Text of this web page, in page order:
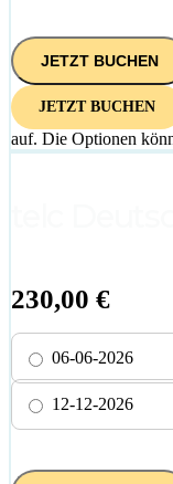
JETZT BUCHEN
JETZT BUCHEN
auf. Die Optionen
230,00 €
06-06-2026
12-12-2026